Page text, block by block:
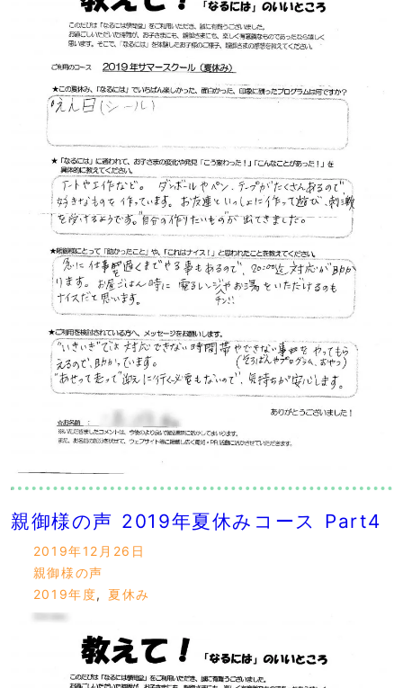
親御様の声 2019年夏休みコース Part4
2019年12月26日
親御様の声
2019年度, 夏休み